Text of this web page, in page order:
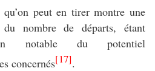
peut en tirer montre une
du nombre de départs, étant
notable du potentiel
concernés[17].